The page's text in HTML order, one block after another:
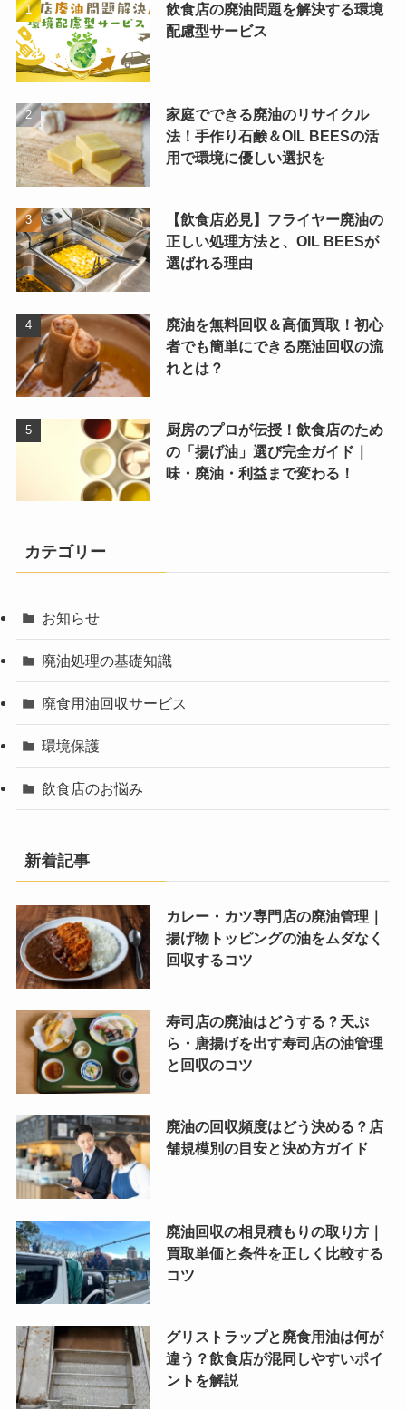
飲食店の廃油問題を解決する環境
配慮型サービス
家庭でできる廃油のリサイクル
法！手作り石鹸＆OIL BEESの活
用で環境に優しい選択を
【飲食店必見】フライヤー廃油の
正しい処理方法と、OIL BEESが
選ばれる理由
廃油を無料回収＆高価買取！初心
者でも簡単にできる廃油回収の流
れとは？
厨房のプロが伝授！飲食店のため
の「揚げ油」選び完全ガイド｜
味・廃油・利益まで変わる！
カテゴリー
お知らせ
廃油処理の基礎知識
廃食用油回収サービス
環境保護
飲食店のお悩み
新着記事
カレー・カツ専門店の廃油管理｜
揚げ物トッピングの油をムダなく
回収するコツ
寿司店の廃油はどうする？天ぷ
ら・唐揚げを出す寿司店の油管理
と回収のコツ
廃油の回収頻度はどう決める？店
舗規模別の目安と決め方ガイド
廃油回収の相見積もりの取り方｜
買取単価と条件を正しく比較する
コツ
グリストラップと廃食用油は何が
違う？飲食店が混同しやすいポイ
ントを解説